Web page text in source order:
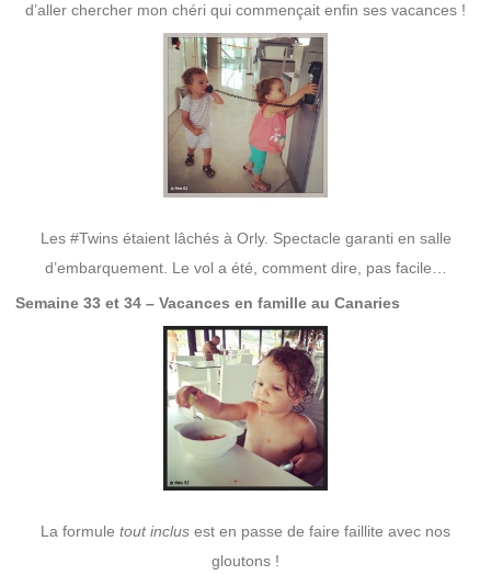
d’aller chercher mon chéri qui commençait enfin ses vacances !
Les #Twins étaient lâchés à Orly. Spectacle garanti en salle
d’embarquement. Le vol a été, comment dire, pas facile…
Semaine 33 et 34 – Vacances en famille au Canaries
La formule tout inclus est en passe de faire faillite avec nos
gloutons !